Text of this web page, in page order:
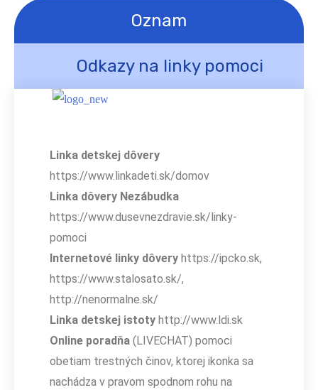
Oznam
Odkazy na linky pomoci
Linka detskej dôvery
https://www.linkadeti.sk/domov
Linka dôvery Nezábudka
https://www.dusevnezdravie.sk/linky-
pomoci
Internetové linky dôvery https://ipcko.sk,
https://www.stalosato.sk/,
http://nenormalne.sk/
Linka detskej istoty http://www.ldi.sk
Online poradňa (LIVECHAT) pomoci
obetiam trestných činov, ktorej ikonka sa
nachádza v pravom spodnom rohu na